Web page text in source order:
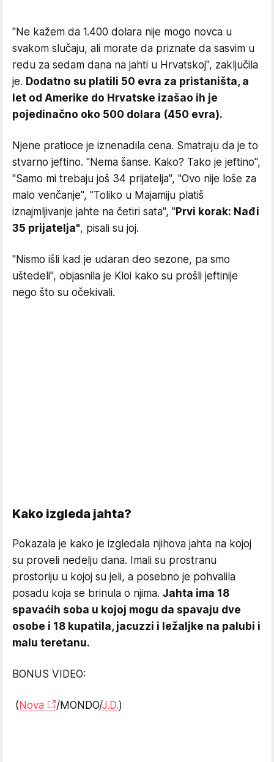
"Ne kažem da 1.400 dolara nije mogo novca u
svakom slučaju, ali morate da priznate da sasvim u
redu za sedam dana na jahti u Hrvatskoj", zaključila
je. Dodatno su platili 50 evra za pristaništa, a
let od Amerike do Hrvatske izašao ih je
pojedinačno oko 500 dolara (450 evra).
Njene pratioce je iznenadila cena. Smatraju da je to
stvarno jeftino. "Nema šanse. Kako? Tako je jeftino",
"Samo mi trebaju još 34 prijatelja", "Ovo nije loše za
malo venčanje", "Toliko u Majamiju platiš
iznajmljivanje jahte na četiri sata", "Prvi korak: Nađi
35 prijatelja", pisali su joj.
"Nismo išli kad je udaran deo sezone, pa smo
uštedeli", objasnila je Kloi kako su prošli jeftinije
nego što su očekivali.
Kako izgleda jahta?
Pokazala je kako je izgledala njihova jahta na kojoj
su proveli nedelju dana. Imali su prostranu
prostoriju u kojoj su jeli, a posebno je pohvalila
posadu koja se brinula o njima. Jahta ima 18
spavaćih soba u kojoj mogu da spavaju dve
osobe i 18 kupatila, jacuzzi i ležaljke na palubi i
malu teretanu.
BONUS VIDEO:
( Nova /MONDO/J.D.)